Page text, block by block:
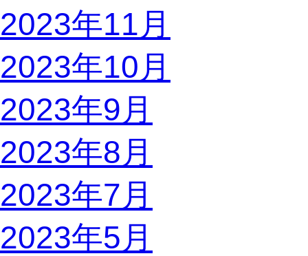
2023年11月
2023年10月
2023年9月
2023年8月
2023年7月
2023年5月